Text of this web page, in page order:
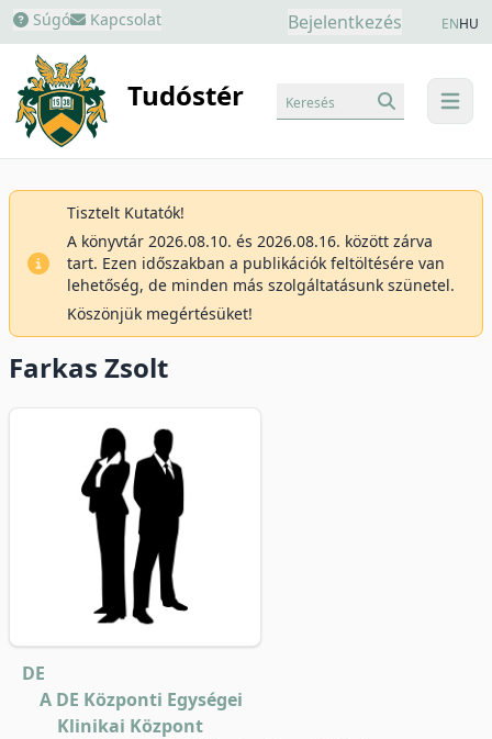
Súgó Kapcsolat Bejelentkezés ENHU
Tudóstér menu
Keresés
Tisztelt Kutatók!
A könyvtár 2026.08.10. és 2026.08.16. között zárva
tart. Ezen időszakban a publikációk feltöltésére van
lehetőség, de minden más szolgáltatásunk szünetel.
Köszönjük megértésüket!
Farkas Zsolt
DE
A DE Központi Egységei
Klinikai Központ